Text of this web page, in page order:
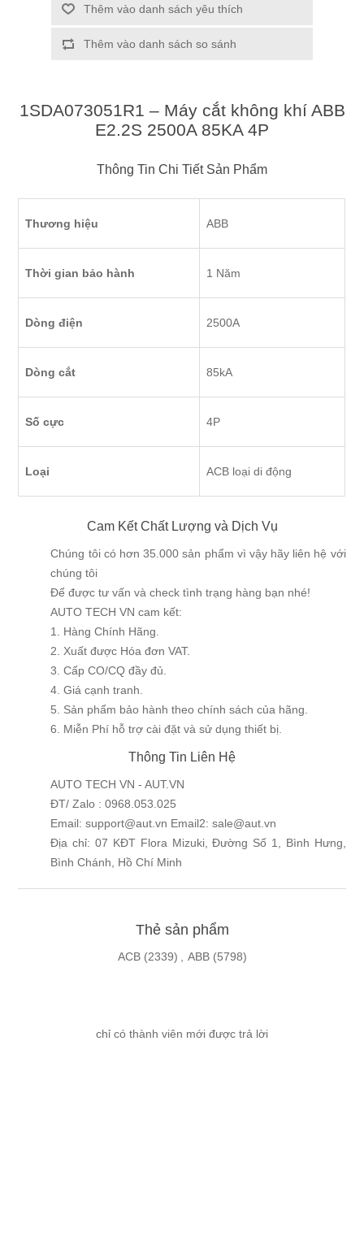
Thêm vào danh sách yêu thích
Thêm vào danh sách so sánh
1SDA073051R1 – Máy cắt không khí ABB
E2.2S 2500A 85KA 4P
Thông Tin Chi Tiết Sản Phẩm
Thương hiệu ABB
Thời gian bảo hành 1 Năm
Dòng điện 2500A
Dòng cắt 85kA
Số cực 4P
Loại ACB loại di động
Cam Kết Chất Lượng và Dịch Vụ
Chúng tôi có hơn 35.000 sản phẩm vì vậy hãy liên hệ với
chúng tôi
Để được tư vấn và check tình trạng hàng bạn nhé!
AUTO TECH VN cam kết:
1. Hàng Chính Hãng.
2. Xuất được Hóa đơn VAT.
3. Cấp CO/CQ đầy đủ.
4. Giá cạnh tranh.
5. Sản phẩm bảo hành theo chính sách của hãng.
6. Miễn Phí hỗ trợ cài đặt và sử dụng thiết bị.
Thông Tin Liên Hệ
AUTO TECH VN - AUT.VN
ĐT/ Zalo : 0968.053.025
Email: support@aut.vn Email2: sale@aut.vn
Địa chỉ: 07 KĐT Flora Mizuki, Đường Số 1, Bình Hưng,
Bình Chánh, Hồ Chí Minh
Thẻ sản phẩm
ACB (2339) , ABB (5798)
chỉ có thành viên mới được trả lời